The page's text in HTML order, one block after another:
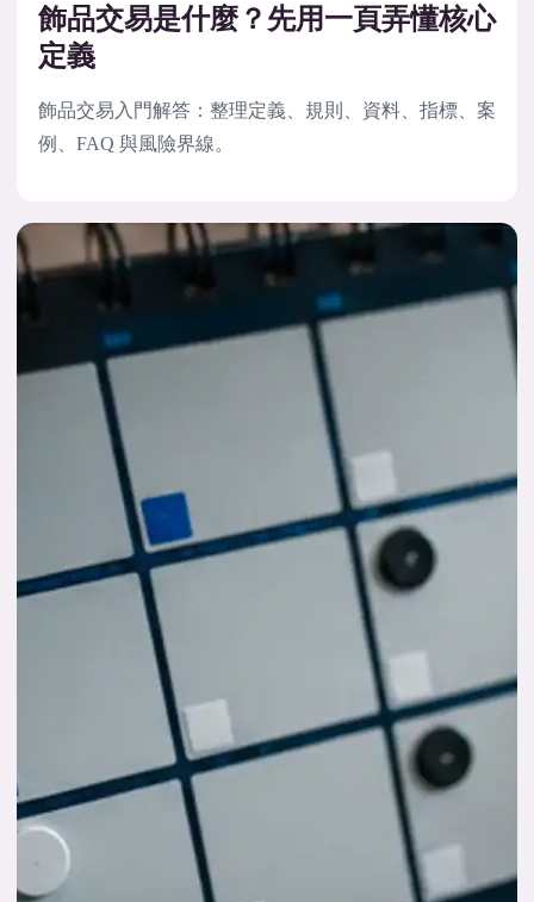
飾品交易是什麼？先用一頁弄懂核心
定義
飾品交易入門解答：整理定義、規則、資料、指標、案
例、FAQ 與風險界線。